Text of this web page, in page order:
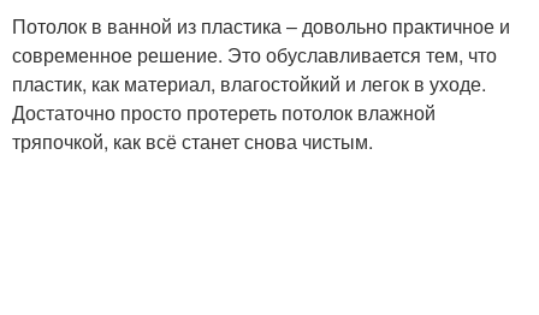
Потолок в ванной из пластика – довольно практичное и
современное решение. Это обуславливается тем, что
пластик, как материал, влагостойкий и легок в уходе.
Достаточно просто протереть потолок влажной
тряпочкой, как всё станет снова чистым.